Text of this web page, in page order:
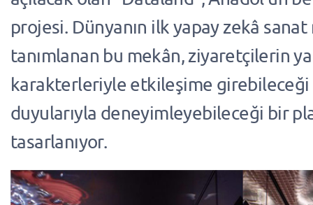
projesi. Dünyanın ilk yapay zekâ
tanımlanan bu mekân, ziyaretçilerin
karakterleriyle etkileşime girebileceği
duyularıyla deneyimleyebileceği bir
tasarlanıyor.